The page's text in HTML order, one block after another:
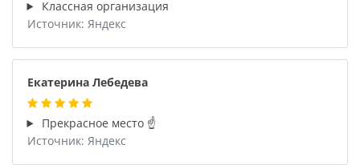
Классная организация
Источник: Яндекс
Екатерина Лебедева
Прекрасное место ☝️
Источник: Яндекс